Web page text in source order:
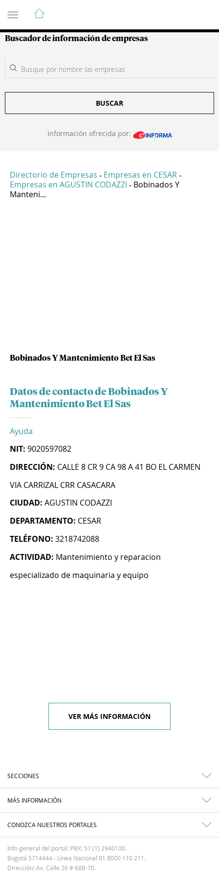
Guía de Empresas Colombianas
Buscador de información de empresas
BUSCAR
Información ofrecida por:
Directorio de Empresas - Empresas en CESAR -
Empresas en AGUSTIN CODAZZI - Bobinados Y
Manteni...
Bobinados Y Mantenimiento Bet El Sas
Datos de contacto de Bobinados Y
Mantenimiento Bet El Sas
Ayuda
NIT: 9020597082
DIRECCIÓN: CALLE 8 CR 9 CA 98 A 41 BO EL CARMEN
VIA CARRIZAL CRR CASACARA
CIUDAD: AGUSTIN CODAZZI
DEPARTAMENTO: CESAR
TELÉFONO: 3218742088
ACTIVIDAD: Mantenimiento y reparacion
especializado de maquinaria y equipo
VER MÁS INFORMACIÓN
SECCIONES
MÁS INFORMACIÓN
CONOZCA NUESTROS PORTALES
Info general del portal: PBX: 57 (1) 2940100.
Bogotá 5714444 - Línea Nacional 01 8000 110 211.
Dirección: Av. Calle 26 # 68B-70.